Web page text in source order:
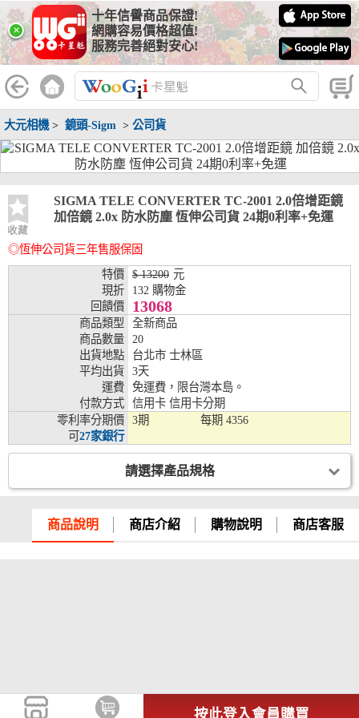
×
十年信譽商品保證!
網購容易價格超值!
服務完善絕對安心!
大元相機 > 鏡頭-Sigm > 公司貨
收藏
SIGMA TELE CONVERTER TC-2001 2.0倍增距鏡
加倍鏡 2.0x 防水防塵 恆伸公司貨 24期0利率+免運
◎恆伸公司貨三年售服保固
特價
$ 13200 元
現折
132 購物金
回饋價
13068
商品類型
全新商品
商品數量
20
出貨地點
台北市 士林區
平均出貨
3天
運費
免運費，限台灣本島。
付款方式
信用卡 信用卡分期
零利率分期價
可27家銀行
3期 每期 4356
請選擇產品規格
商品說明 商店介紹 購物說明 商店客服
按此登入會員購買
線上分期銀行
WooGii 與 綠界 合作，『信用卡分期付款』 與 『信用卡零利率
分期付款』 的配合銀行如下：
分期期數 提供分期之銀行
兆豐銀行、合作金庫、第一銀行、華南銀行、
彰化銀行、上海銀行、富邦銀行、國泰世華、
台灣企銀、台中銀行、匯豐銀行、華泰銀行、
銀、元大銀行、永豐銀行、玉山銀行、凱基銀
行、星展銀行、台新銀行、安泰銀行、中國信
兆豐銀行、合作金庫、第一銀行、華南銀行、
彰化銀行、上海銀行、富邦銀行、國泰世華、
台灣企銀、台中銀行、匯豐銀行、華泰銀行、
臺灣新光銀行、陽信銀行、聯邦銀行、遠東商
銀、元大銀行、永豐銀行、玉山銀行、凱基銀
行、星展銀行、台新銀行、安泰銀行、中國信
託、台灣樂天、三信商銀
兆豐銀行、合作金庫、第一銀行、華南銀行、
彰化銀行、上海銀行、富邦銀行、國泰世華、
台灣企銀、台中銀行、匯豐銀行、華泰銀行、
臺灣新光銀行、陽信銀行、聯邦銀行、遠東商
銀、元大銀行、永豐銀行、玉山銀行、凱基銀
行、星展銀行、台新銀行、安泰銀行、中國信
託、台灣樂天、三信商銀
彰化銀行、上海銀行、富邦銀行、國泰世華、
台灣企銀、台中銀行、匯豐銀行、華泰銀行、
臺灣新光銀行、陽信銀行、聯邦銀行、遠東商